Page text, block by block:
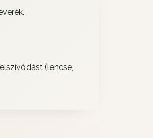
(lencse,